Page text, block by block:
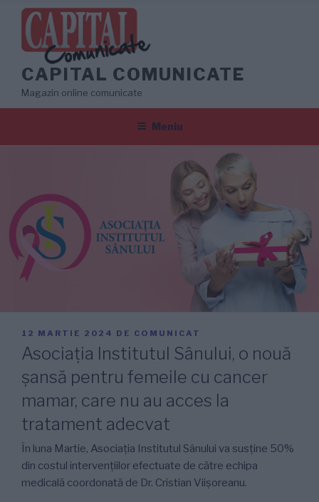
conținut
CAPITAL COMUNICATE
Magazin online comunicate
Meniu
PUBLICAT
PE
12 MARTIE 2024 DE COMUNICAT
Asociația Institutul Sânului, o nouă
șansă pentru femeile cu cancer
mamar, care nu au acces la
tratament adecvat
În luna Martie, Asociația Institutul Sânului va susține 50%
din costul intervențiilor efectuate de către echipa
medicală coordonată de Dr. Cristian Viișoreanu.